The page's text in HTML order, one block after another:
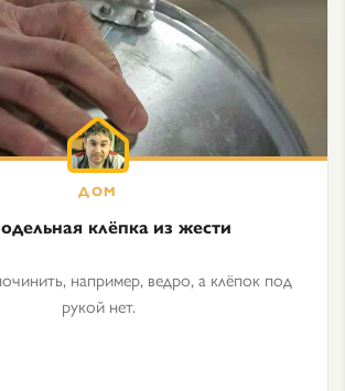
клёпка из жести
например, ведро, а клёпок под
рукой нет.